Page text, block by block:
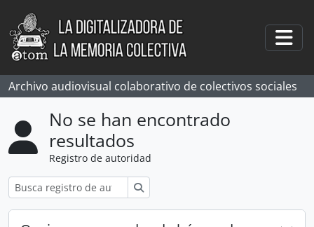
Skip to main content
Archivo audiovisual colaborativo de colectivos sociales
No se han encontrado
resultados
Registro de autoridad